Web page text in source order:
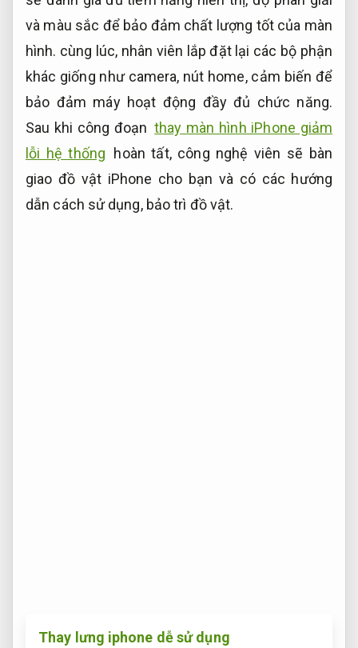
và màu sắc để bảo đảm chất lượng tốt của màn
hình. cùng lúc, nhân viên lắp đặt lại các bộ phận
khác giống như camera, nút home, cảm biến để
bảo đảm máy hoạt động đầy đủ chức năng.
Sau khi công đoạn thay màn hình iPhone giảm
lỗi hệ thống hoàn tất, công nghệ viên sẽ bàn
giao đồ vật iPhone cho bạn và có các hướng
dẫn cách sử dụng, bảo trì đồ vật.
Thay lưng iphone dễ sử dụng